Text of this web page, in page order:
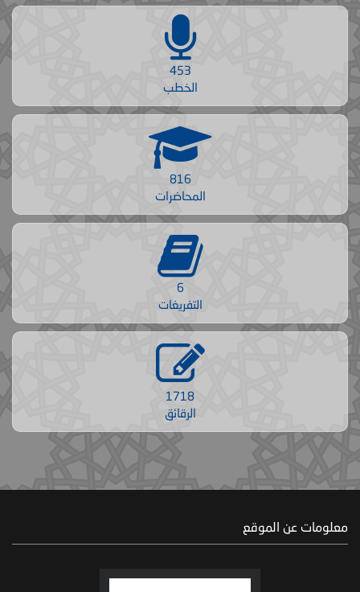
453
الخطب
816
المحاضرات
6
التفريغات
1718
الرقائق
معلومات عن الموقع